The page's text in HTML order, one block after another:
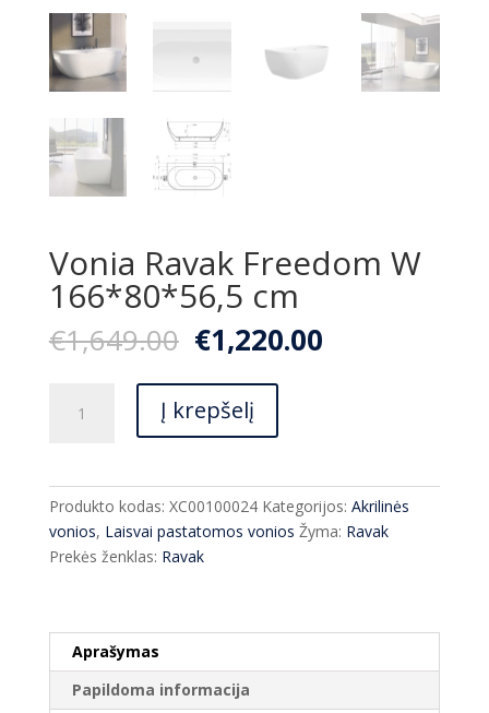
Vonia Ravak Freedom W
166*80*56,5 cm
€1,649.00 Original
price
was:
€1,649.00.
€1,220.00Current
kiekis:
Freedom
166*80*56,5
Į krepšelį
Produkto kodas: XC00100024 Kategorijos: Akrilinės
vonios, Laisvai pastatomos vonios Žyma: Ravak
Prekės ženklas: Ravak
Aprašymas
Papildoma informacija